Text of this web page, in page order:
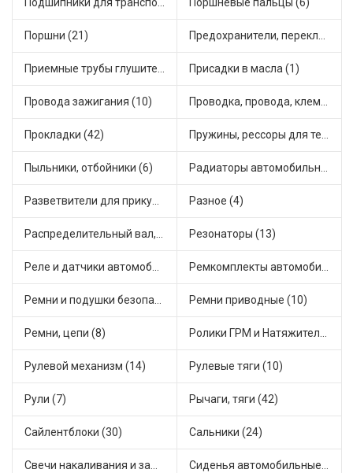
Подшипники для транспорта (43) Поршневые пальцы (6)
Поршни (21) Предохранители, переключатели, кнопки автомобильные (40)
Приемные трубы глушителя (5) Присадки в масла (1)
Провода зажигания (10) Проводка, провода, клеммы и разъемы (23)
Прокладки (42) Пружины, рессоры для техники (29)
Пыльники, отбойники (6) Радиаторы автомобильные (17)
Разветвители для прикуривателя (3) Разное (4)
Распределительный вал, шестерни распределительного (7) Резонаторы (13)
Реле и датчики автомобильные (82) Ремкомплекты автомобильные (81)
Ремни и подушки безопасности (9) Ремни приводные (10)
Ремни, цепи (8) Ролики ГРМ и Натяжители (17)
Рулевой механизм (14) Рулевые тяги (10)
Рули (7) Рычаги, тяги (42)
Сайлентблоки (30) Сальники (24)
Свечи накаливания и зажигания (31) Сиденья автомобильные (1)